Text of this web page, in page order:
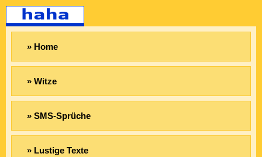
» Home
» Witze
» SMS-Sprüche
» Lustige Texte